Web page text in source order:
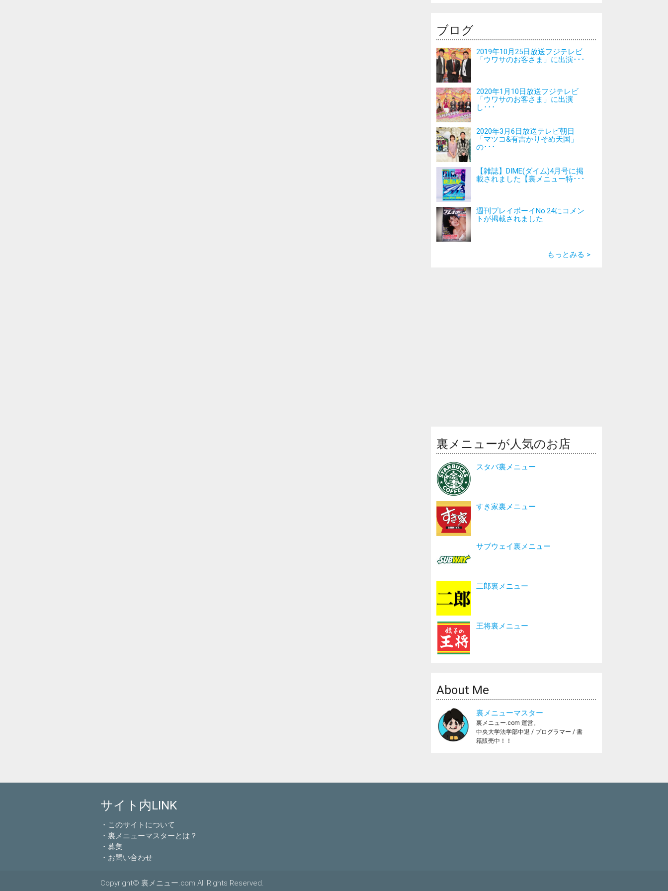
ブログ
2019年10月25日放送フジテレビ
「ウワサのお客さま」に出演･･･
2020年1月10日放送フジテレビ
「ウワサのお客さま」に出演
し･･･
2020年3月6日放送テレビ朝日
「マツコ&有吉かりそめ天国」
の･･･
【雑誌】DIME(ダイム)4月号に掲
載されました【裏メニュー特･･･
週刊プレイボーイNo.24にコメン
トが掲載されました
もっとみる >
裏メニューが人気のお店
スタバ裏メニュー
すき家裏メニュー
サブウェイ裏メニュー
二郎裏メニュー
王将裏メニュー
About Me
裏メニューマスター
裏メニュー.com 運営。
中央大学法学部中退 / プログラマー / 書
籍販売中！！
サイト内LINK
・このサイトについて
・裏メニューマスターとは？
・募集
・お問い合わせ
Copyright© 裏メニュー.com All Rights Reserved.